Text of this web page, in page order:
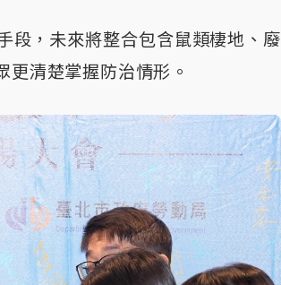
段，未來將整合包含鼠類棲地、廢
清楚掌握防治情形。